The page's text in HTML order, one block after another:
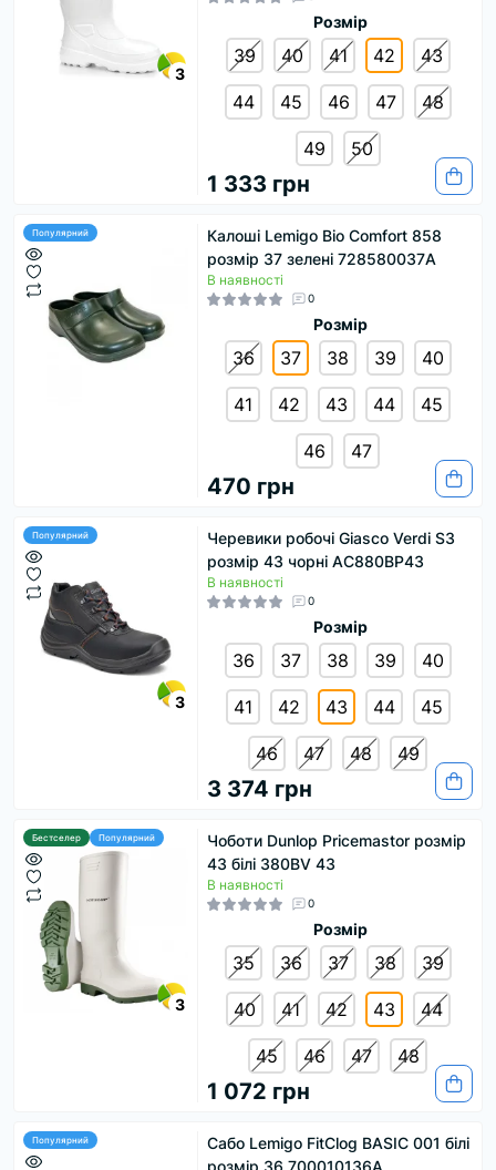
3
Розмір
39 40 41 42 43
44 45 46 47 48
49 50
1 333 грн
Популярний
Калоші Lemigo Bio Comfort 858
розмір 37 зелені 728580037A
В наявності
0
Розмір
36 37 38 39 40
41 42 43 44 45
46 47
470 грн
Популярний
3
Черевики робочі Giasco Verdi S3
розмір 43 чорні AC880BP43
В наявності
0
Розмір
36 37 38 39 40
41 42 43 44 45
46 47 48 49
3 374 грн
Бестселер Популярний
3
Чоботи Dunlop Pricemastor розмір
43 білі 380BV 43
В наявності
0
Розмір
35 36 37 38 39
40 41 42 43 44
45 46 47 48
1 072 грн
Популярний
Сабо Lemigo FitClog BASIC 001 білі
розмір 36 700010136A